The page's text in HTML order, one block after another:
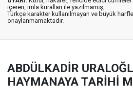
içeren, imla kuralları ile yazılmamış,
Türkçe karakter kullanılmayan ve büyük
onaylanmamaktadır.
ABDÜLKADİR
HAYMANAYA TARİHİ